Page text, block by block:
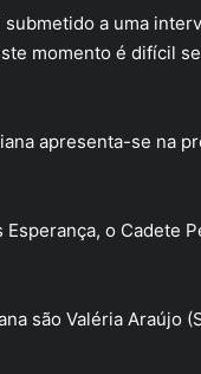
a uma
momento é difícil
apresenta-se na
o Cadete
são Valéria